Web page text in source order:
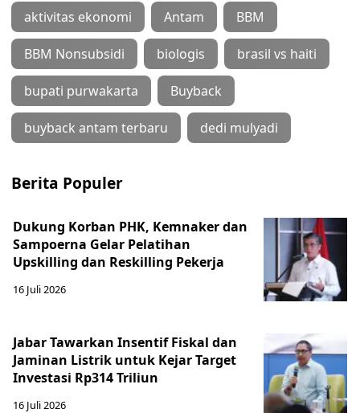
aktivitas ekonomi Antam BBM
BBM Nonsubsidi biologis brasil vs haiti
bupati purwakarta Buyback
buyback antam terbaru dedi mulyadi
Berita Populer
Dukung Korban PHK, Kemnaker dan
Sampoerna Gelar Pelatihan
Upskilling dan Reskilling Pekerja
16 Juli 2026
Jabar Tawarkan Insentif Fiskal dan
Jaminan Listrik untuk Kejar Target
Investasi Rp314 Triliun
16 Juli 2026